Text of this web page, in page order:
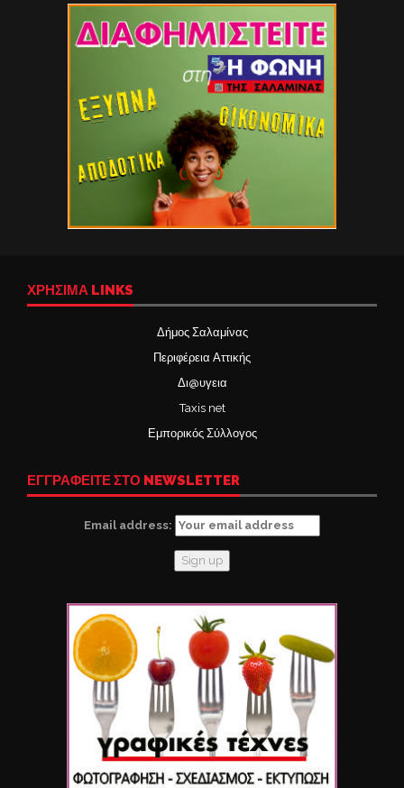
ΧΡΉΣΙΜΑ LINKS
Δήμος Σαλαμίνας
Περιφέρεια Αττικής
Δι@υγεια
Taxis net
Εμπορικός Σύλλογος
ΕΓΓΡΑΦΕΙΤΕ ΣΤΟ NEWSLETTER
Email address: